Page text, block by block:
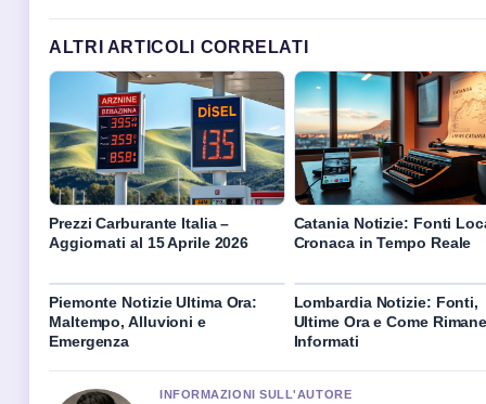
ALTRI ARTICOLI CORRELATI
Prezzi Carburante Italia –
Aggiornati al 15 Aprile 2026
Catania Notizie: Fonti
Cronaca in Tempo Reale
Piemonte Notizie Ultima Ora:
Maltempo, Alluvioni e
Emergenza
Lombardia Notizie: Fonti,
Ultime Ora e Come
Informati
INFORMAZIONI SULL'AUTORE